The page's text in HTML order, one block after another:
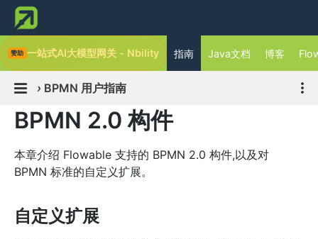
一站式AI大模型网关 - Nbility 指南 Java文档 博客
› BPMN 用户指南
BPMN 2.0 构件
本章介绍 Flowable 支持的 BPMN 2.0 构件,以及对
BPMN 标准的自定义扩展。
自定义扩展